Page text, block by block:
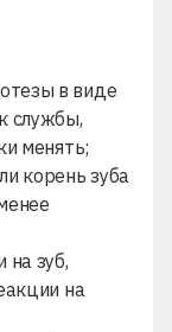
в виде
службы,
менять;
корень зуба
на зуб,
на